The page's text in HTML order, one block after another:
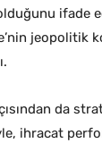
ifade
jeopolitik
da
ihracat